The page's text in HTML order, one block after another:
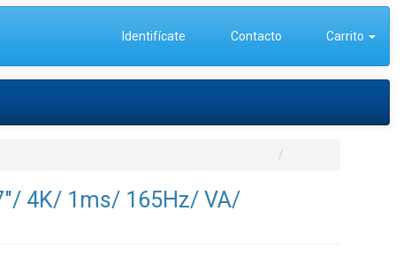
Identifícate Contacto Carrito
4K/ 1ms/ 165Hz/ VA/